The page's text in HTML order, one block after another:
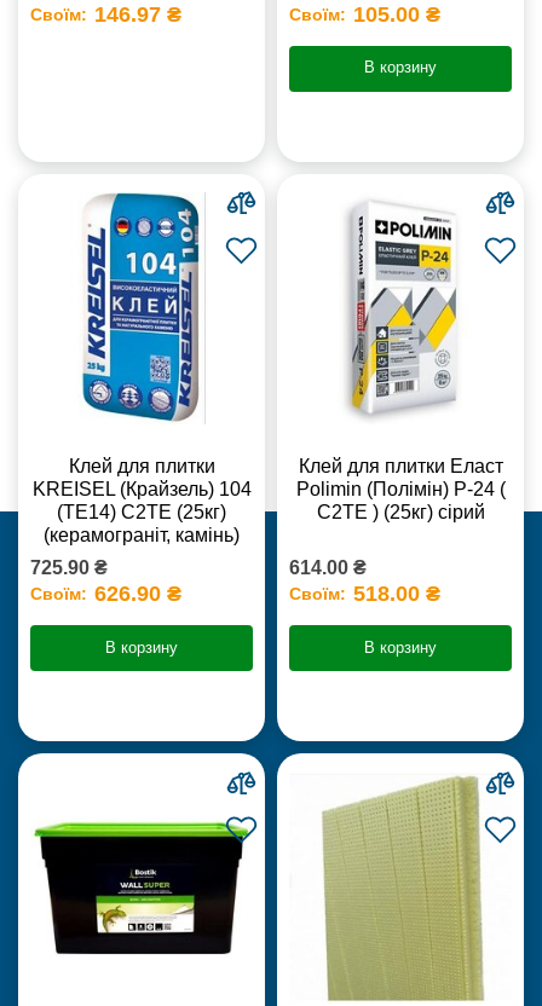
Своїм: 146.97 ₴ Своїм: 105.00 ₴
В корзину
Клей для плитки
KREISEL (Крайзель) 104
(ТЕ14) С2TE (25кг)
(керамограніт, камінь)
725.90 ₴
Своїм: 626.90 ₴
В корзину
Клей для плитки Еласт
Polimin (Полімін) Р-24 (
С2ТЕ ) (25кг) сірий
614.00 ₴
Своїм: 518.00 ₴
В корзину